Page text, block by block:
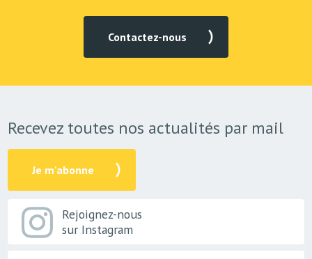
Contactez-nous
Recevez toutes nos actualités par mail
Je m'abonne
Rejoignez-nous
sur Instagram